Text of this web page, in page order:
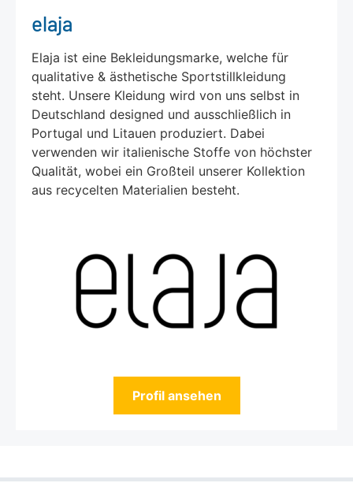
elaja
Elaja ist eine Bekleidungsmarke, welche für
qualitative & ästhetische Sportstillkleidung
steht. Unsere Kleidung wird von uns selbst in
Deutschland designed und ausschließlich in
Portugal und Litauen produziert. Dabei
verwenden wir italienische Stoffe von höchster
Qualität, wobei ein Großteil unserer Kollektion
aus recycelten Materialien besteht.
Profil ansehen